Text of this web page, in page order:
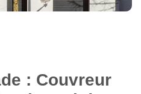
: Couvreur